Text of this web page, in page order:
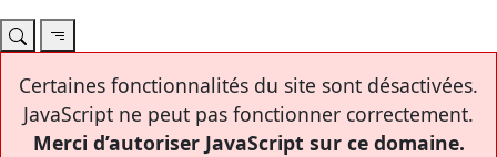
Certaines fonctionnalités du site sont désactivées.
JavaScript ne peut pas fonctionner correctement.
Merci d’autoriser JavaScript sur ce domaine.